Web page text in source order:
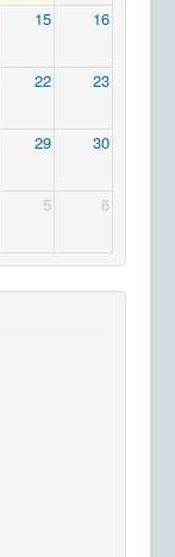
15 16
22 23
29 30
5 6